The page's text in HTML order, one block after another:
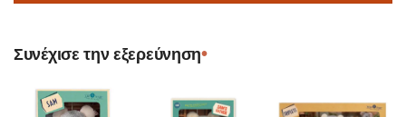
Συνέχισε την εξερεύνηση•